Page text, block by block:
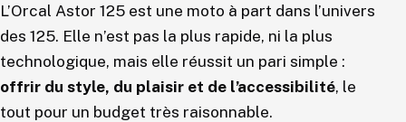
L’Orcal Astor 125 est une moto à part dans l’univers
des 125. Elle n’est pas la plus rapide, ni la plus
technologique, mais elle réussit un pari simple :
offrir du style, du plaisir et de l’accessibilité, le
tout pour un budget très raisonnable.